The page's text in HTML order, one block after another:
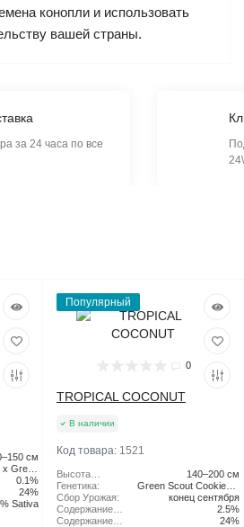
конопли и использовать
вашей страны.
за 24 часа по все
см
Green
Cookies
0.1%
24%
Sativa
Популярный
0
TROPICAL COCONUT
В наличии
Код товара: 1521
Высота
растения:
140–200 см
Генетика:
Green Scout Cookies x
Tangie
Сбор Урожая:
конец сентября
Содержание
CBD:
2.5%
Содержание
24%